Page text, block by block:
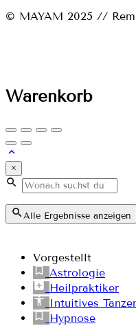
© MAYAM 2025 //
Warenkorb
×
Alle Ergebnisse anzeigen
Vorgestellt
Astrologie
Heilpraktiker
Intuitives
Hypnose